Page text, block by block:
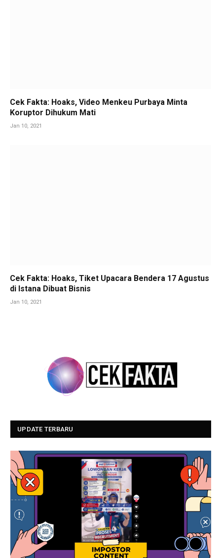
Cek Fakta: Hoaks, Video Menkeu Purbaya Minta
Koruptor Dihukum Mati
Jan 10, 2021
Cek Fakta: Hoaks, Tiket Upacara Bendera 17 Agustus
di Istana Dibuat Bisnis
Jan 10, 2021
UPDATE TERBARU